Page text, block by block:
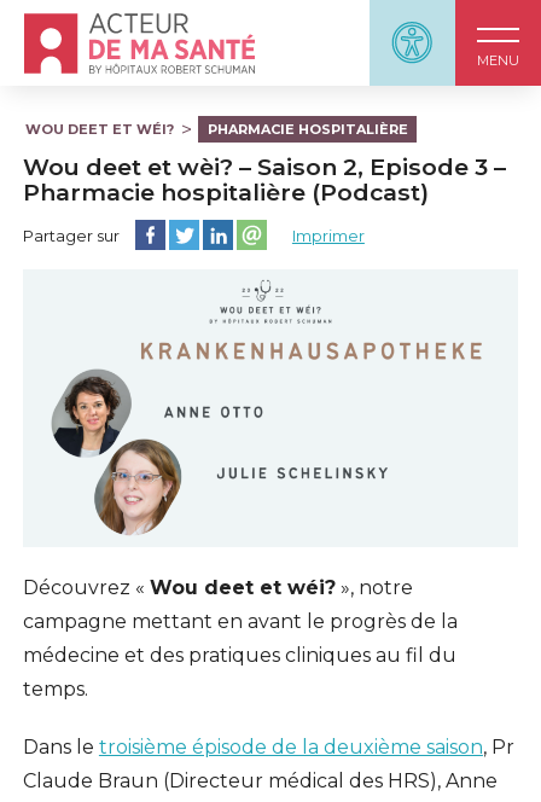
Panneau
MENU
Accueil - Acteur de ma santé, by HôpitauxRobert
WOU DEET ET WÉI? PHARMACIE HOSPITALIÈRE
Wou deet et wèi? – Saison 2, Episode 3 –
Pharmacie hospitalière (Podcast)
Partager sur Partager cette page sur Facebook
Partager cette page sur Twitter
Partager cette page sur LinkedIn
Partager cette page sur email
Imprimer
Découvrez « Wou deet et wéi?», notre
campagne mettant en avant le progrès de la
médecine et des pratiques cliniques au fil du
temps.
Dans le troisième épisode de la deuxième saison, Pr
Claude Braun (Directeur médical des HRS), Anne